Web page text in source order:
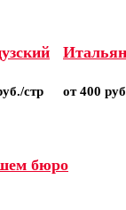
стр от 400
бюро